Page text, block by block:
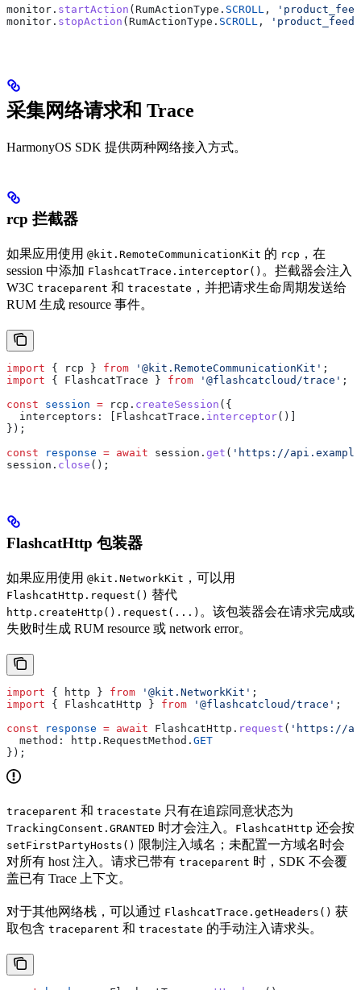
monitor . startAction ( RumActionType . SCROLL ,
monitor . stopAction ( RumActionType . SCROLL , 'product_feed'
采集网络请求和 Trace
HarmonyOS SDK 提供两种网络接入方式。
rcp 拦截器
如果应用使用 @kit.RemoteCommunicationKit 的 rcp ，在
session 中添加 FlashcatTrace.interceptor() 。拦截器会注入
W3C traceparent 和 tracestate ，并把请求生命周期发送给
RUM 生成 resource 事件。
import { rcp } from '@kit.RemoteCommunicationKit' ;
import { FlashcatTrace } from '@flashcatcloud/trace' ;
const session = rcp . createSession ({
  interceptors:
FlashcatTrace . interceptor()]
});
const response = await session . get ( 'https://
session . close ();
FlashcatHttp 包装器
如果应用使用 @kit.NetworkKit ，可以用
FlashcatHttp.request() 替代
http.createHttp().request(...) 。该包装器会在请求完成或
失败时生成 RUM resource 或 network error。
import { http } from '@kit.NetworkKit' ;
import { FlashcatHttp } from '@flashcatcloud/trace' ;
const response = await FlashcatHttp . request ( 'https://
  method:
http . RequestMethod . GET
});
traceparent 和 tracestate 只有在追踪同意状态为
TrackingConsent.GRANTED 时才会注入。 FlashcatHttp 还会按
setFirstPartyHosts() 限制注入域名；未配置一方域名时会
对所有 host 注入。请求已带有 traceparent 时，SDK 不会覆
盖已有 Trace 上下文。
对于其他网络栈，可以通过 FlashcatTrace.getHeaders() 获
取包含 traceparent 和 tracestate 的手动注入请求头。